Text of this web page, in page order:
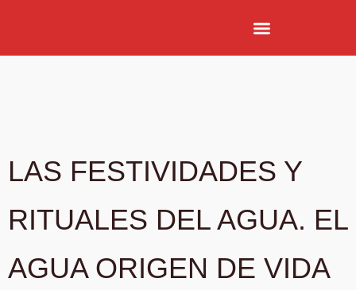
LAS FESTIVIDADES Y
RITUALES DEL AGUA. EL
AGUA ORIGEN DE VIDA